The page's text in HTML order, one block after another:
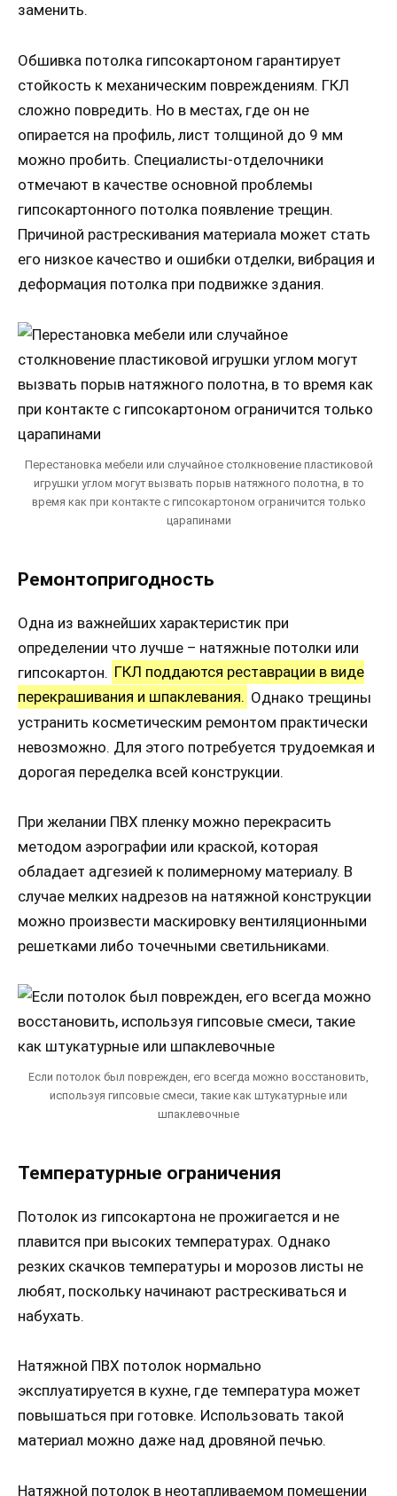
заменить.
Обшивка потолка гипсокартоном гарантирует
стойкость к механическим повреждениям. ГКЛ
сложно повредить. Но в местах, где он не
опирается на профиль, лист толщиной до 9 мм
можно пробить. Специалисты-отделочники
отмечают в качестве основной проблемы
гипсокартонного потолка появление трещин.
Причиной растрескивания материала может стать
его низкое качество и ошибки отделки, вибрация и
деформация потолка при подвижке здания.
Перестановка мебели или случайное столкновение пластиковой
игрушки углом могут вызвать порыв натяжного полотна, в то
время как при контакте с гипсокартоном ограничится только
царапинами
Ремонтопригодность
Одна из важнейших характеристик при
определении что лучше – натяжные потолки или
гипсокартон. ГКЛ поддаются реставрации в виде
перекрашивания и шпаклевания. Однако трещины
устранить косметическим ремонтом практически
невозможно. Для этого потребуется трудоемкая и
дорогая переделка всей конструкции.
При желании ПВХ пленку можно перекрасить
методом аэрографии или краской, которая
обладает адгезией к полимерному материалу. В
случае мелких надрезов на натяжной конструкции
можно произвести маскировку вентиляционными
решетками либо точечными светильниками.
Если потолок был поврежден, его всегда можно восстановить,
используя гипсовые смеси, такие как штукатурные или
шпаклевочные
Температурные ограничения
Потолок из гипсокартона не прожигается и не
плавится при высоких температурах. Однако
резких скачков температуры и морозов листы не
любят, поскольку начинают растрескиваться и
набухать.
Натяжной ПВХ потолок нормально
эксплуатируется в кухне, где температура может
повышаться при готовке. Использовать такой
материал можно даже над дровяной печью.
Натяжной потолок в неотапливаемом помещении